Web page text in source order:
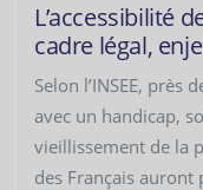
L’accessibilité
cadre légal,
Selon l’INSEE, près
avec un handicap,
vieillissement de la
des Français